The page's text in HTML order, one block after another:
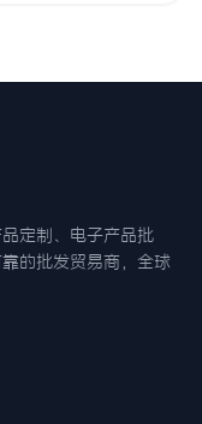
定制、电子产品批
的批发贸易商，全球